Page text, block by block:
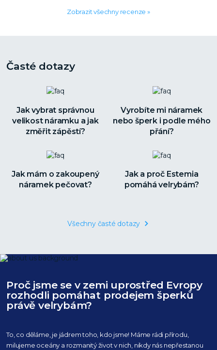
Zobrazit všechny recenze »
Časté dotazy
Jak vybrat správnou
velikost náramku a jak
změřit zápěstí?
Vyrobíte mi náramek
nebo šperk i podle mého
přání?
Jak mám o zakoupený
náramek pečovat?
Jak a proč Estemia
pomáhá velrybám?
Všechny časté dotazy
Proč jsme se v zemi uprostřed Evropy
rozhodli pomáhat prodejem šperků
právě velrybám?
To, co děláme, je jádrem toho, kdo jsme! Máme rádi přírodu,
milujeme oceány a rozmanitý život v nich, nikdy nás nepřestanou